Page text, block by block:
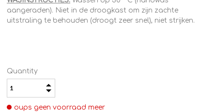
aangeraden). Niet in de droogkast om zijn zachte
uitstraling te behouden (droogt zeer snel), niet strijken.
Quantity
oups geen voorraad meer